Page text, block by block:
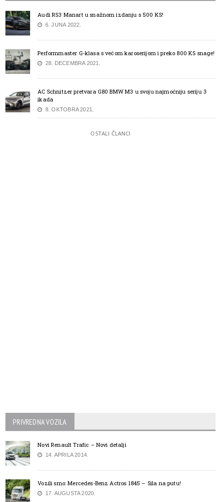
Audi RS3 Manart u snažnom izdanju s 500 KS!
6. JUNA 2022.
Performmaster G-klasa s većom karoserijom i preko 800 KS snage!
28. DECEMBRA 2021.
AC Schnitzer pretvara G80 BMW M3 u svoju najmoćniju seriju 3
ikada
8. OKTOBRA 2021.
OSTALI ČLANCI
PRIVREDNA VOZILA
Novi Renault Trafic – Novi detalji
14. APRILA 2014.
Vozili smo: Mercedes-Benz Actros 1845 – Sila na putu!
17. AUGUSTA 2020.